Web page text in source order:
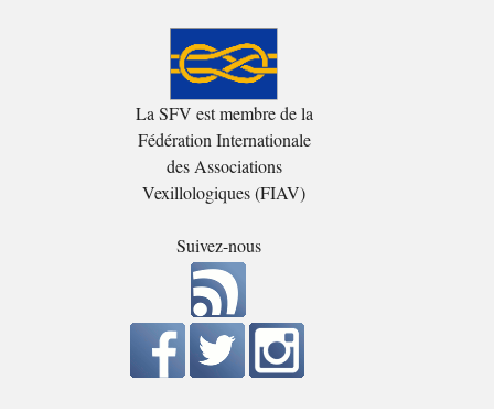
La SFV est membre de la
Fédération Internationale
des Associations
Vexillologiques (FIAV)
Suivez-nous